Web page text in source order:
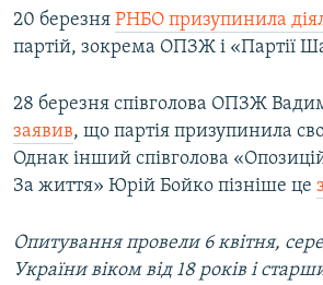
20 березня РНБО призупинила
партій, зокрема ОПЗЖ і «Партії
28 березня співголова ОПЗЖ
заявив, що партія призупинила
Однак інший співголова
За життя» Юрій Бойко пізніше це
Опитування провели 6 квітня,
України віком від 18 років і